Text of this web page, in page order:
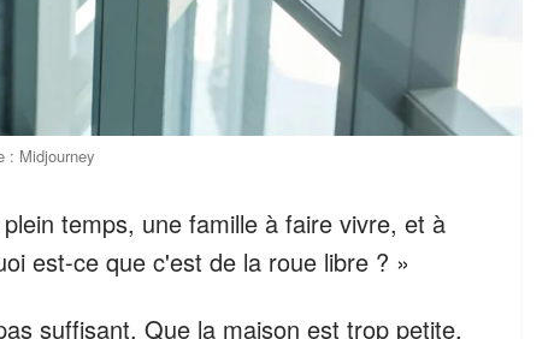
: Midjourney
temps, une famille à faire vivre, et à
est-ce que c'est de la roue libre ? »
suffisant. Que la maison est trop petite,